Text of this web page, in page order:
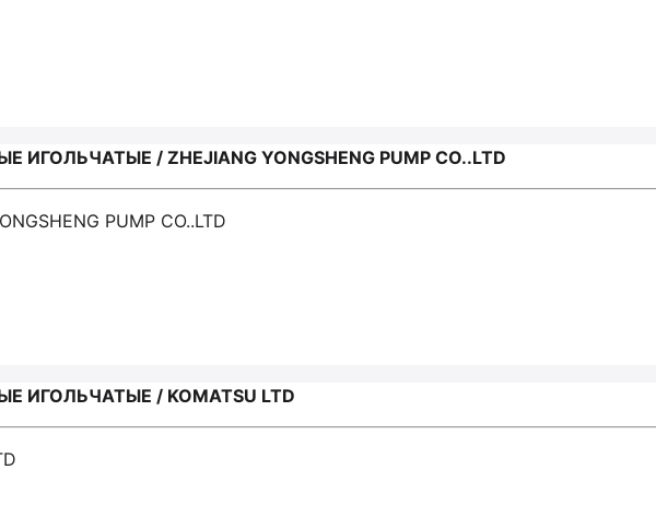
/ ZHEJIANG YONGSHENG PUMP СО..LTD
PUMP СО..LTD
/ KOMATSU LTD